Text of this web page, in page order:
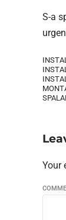
S-a
Your